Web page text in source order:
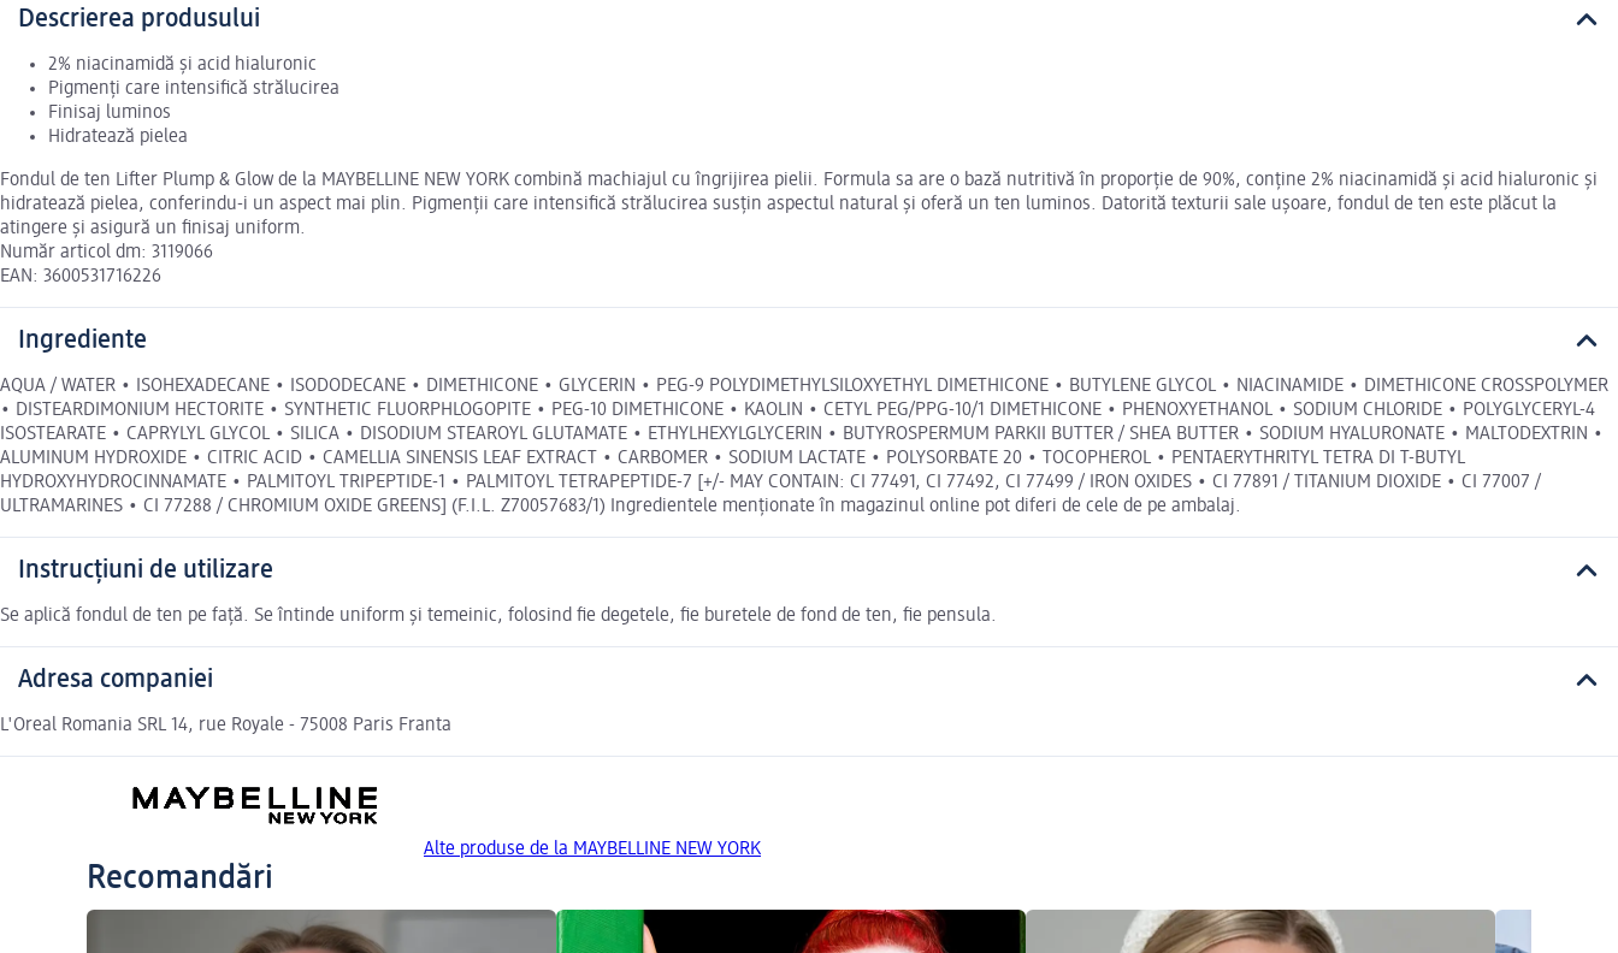
Descrierea produsului
2% niacinamidă și acid hialuronic
Pigmenți care intensifică strălucirea
Finisaj luminos
Hidratează pielea
Fondul de ten Lifter Plump & Glow de la MAYBELLINE NEW YORK combină machiajul cu îngrijirea pielii. Formula sa are o bază nutritivă în proporție de 90%, conține 2% niacinamidă și acid hialuronic și
hidratează pielea, conferindu-i un aspect mai plin. Pigmenții care intensifică strălucirea susțin aspectul natural și oferă un ten luminos. Datorită texturii sale ușoare, fondul de ten este plăcut la
atingere și asigură un finisaj uniform.
Număr articol dm: 3119066
EAN: 3600531716226
Ingrediente
AQUA / WATER • ISOHEXADECANE • ISODODECANE • DIMETHICONE • GLYCERIN • PEG-9 POLYDIMETHYLSILOXYETHYL DIMETHICONE • BUTYLENE GLYCOL • NIACINAMIDE • DIMETHICONE CROSSPOLYMER
• DISTEARDIMONIUM HECTORITE • SYNTHETIC FLUORPHLOGOPITE • PEG-10 DIMETHICONE • KAOLIN • CETYL PEG/PPG-10/1 DIMETHICONE • PHENOXYETHANOL • SODIUM CHLORIDE • POLYGLYCERYL-4
ISOSTEARATE • CAPRYLYL GLYCOL • SILICA • DISODIUM STEAROYL GLUTAMATE • ETHYLHEXYLGLYCERIN • BUTYROSPERMUM PARKII BUTTER / SHEA BUTTER • SODIUM HYALURONATE • MALTODEXTRIN •
ALUMINUM HYDROXIDE • CITRIC ACID • CAMELLIA SINENSIS LEAF EXTRACT • CARBOMER • SODIUM LACTATE • POLYSORBATE 20 • TOCOPHEROL • PENTAERYTHRITYL TETRA DI T-BUTYL
HYDROXYHYDROCINNAMATE • PALMITOYL TRIPEPTIDE-1 • PALMITOYL TETRAPEPTIDE-7 [+/- MAY CONTAIN: CI 77491, CI 77492, CI 77499 / IRON OXIDES • CI 77891 / TITANIUM DIOXIDE • CI 77007 /
ULTRAMARINES • CI 77288 / CHROMIUM OXIDE GREENS] (F.I.L. Z70057683/1) Ingredientele menționate în magazinul online pot diferi de cele de pe ambalaj.
Instrucțiuni de utilizare
Se aplică fondul de ten pe față. Se întinde uniform și temeinic, folosind fie degetele, fie buretele de fond de ten, fie pensula.
Adresa companiei
L'Oreal Romania SRL 14, rue Royale - 75008 Paris Franta
Alte produse de la MAYBELLINE NEW YORK
Recomandări